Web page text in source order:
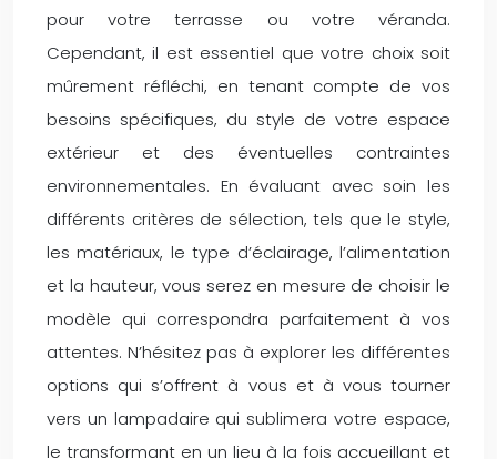
pour votre terrasse ou votre véranda.
Cependant, il est essentiel que votre choix soit
mûrement réfléchi, en tenant compte de vos
besoins spécifiques, du style de votre espace
extérieur et des éventuelles contraintes
environnementales. En évaluant avec soin les
différents critères de sélection, tels que le style,
les matériaux, le type d’éclairage, l’alimentation
et la hauteur, vous serez en mesure de choisir le
modèle qui correspondra parfaitement à vos
attentes. N’hésitez pas à explorer les différentes
options qui s’offrent à vous et à vous tourner
vers un lampadaire qui sublimera votre espace,
le transformant en un lieu à la fois accueillant et